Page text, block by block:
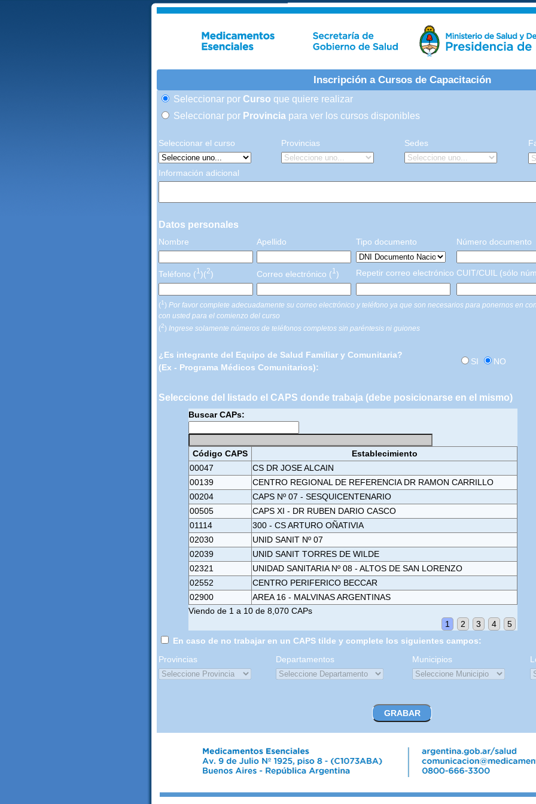
Inscripción a Cursos de Capacitación
Seleccionar por Curso que quiere realizar
Seleccionar por Provincia para ver los cursos disponibles
Seleccionar el curso Provincias Sedes
Información adicional
Datos personales
Nombre Apellido Tipo documento Número documento
Teléfono (1 )(2) Correo electrónico (1 ) Repetir correo electrónico CUIT/CUIL (sólo
(1) Por favor complete adecuadamente su correo electrónico y teléfono ya que son necesarios para ponernos en
con usted para el comienzo del curso
(2) Ingrese solamente números de teléfonos completos sin paréntesis ni guiones
¿Es integrante del Equipo de Salud Familiar y Comunitaria?
(Ex - Programa Médicos Comunitarios):
SI NO
Seleccione del listado el CAPS donde trabaja (debe posicionarse en el mismo)
Buscar CAPs:
Código CAPS
Establecimiento
00047
CS DR JOSE ALCAIN
00139
CENTRO REGIONAL DE REFERENCIA DR RAMON CARRILLO
00204
CAPS Nº 07 - SESQUICENTENARIO
00505
CAPS XI - DR RUBEN DARIO CASCO
01114
300 - CS ARTURO OÑATIVIA
02030
UNID SANIT Nº 07
02039
UNID SANIT TORRES DE WILDE
02321
UNIDAD SANITARIA Nº 08 - ALTOS DE SAN LORENZO
02552
CENTRO PERIFERICO BECCAR
02900
AREA 16 - MALVINAS ARGENTINAS
Viendo de 1 a 10 de 8,070 CAPs
1
2 3 4
5
En caso de no trabajar en un CAPS tilde y complete los siguientes campos:
Provincias
Departamentos Municipios